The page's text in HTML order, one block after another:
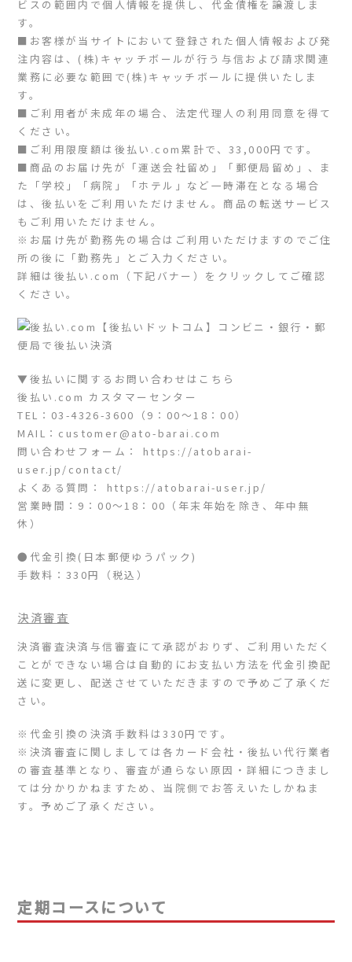
ビスの範囲内で個人情報を提供し、代金債権を譲渡しま
す。
■お客様が当サイトにおいて登録された個人情報および発
注内容は、(株)キャッチボールが行う与信および請求関連
業務に必要な範囲で(株)キャッチボールに提供いたしま
す。
■ご利用者が未成年の場合、法定代理人の利用同意を得て
ください。
■ご利用限度額は後払い.com累計で、33,000円です。
■商品のお届け先が「運送会社留め」「郵便局留め」、ま
た「学校」「病院」「ホテル」など一時滞在となる場合
は、後払いをご利用いただけません。商品の転送サービス
もご利用いただけません。
※お届け先が勤務先の場合はご利用いただけますのでご住
所の後に「勤務先」とご入力ください。
詳細は後払い.com（下記バナー）をクリックしてご確認
ください。
▼後払いに関するお問い合わせはこちら
後払い.com カスタマーセンター
TEL：03-4326-3600（9：00～18：00）
MAIL：customer@ato-barai.com
問い合わせフォーム： https://atobarai-
user.jp/contact/
よくある質問： https://atobarai-user.jp/
営業時間：9：00～18：00（年末年始を除き、年中無
休）
●代金引換(日本郵便ゆうパック)
手数料：330円（税込）
決済審査
決済審査決済与信審査にて承認がおりず、ご利用いただく
ことができない場合は自動的にお支払い方法を代金引換配
送に変更し、配送させていただきますので予めご了承くだ
さい。
※代金引換の決済手数料は330円です。
※決済審査に関しましては各カード会社・後払い代行業者
の審査基準となり、審査が通らない原因・詳細につきまし
ては分かりかねますため、当院側でお答えいたしかねま
す。予めご了承ください。
定期コースについて